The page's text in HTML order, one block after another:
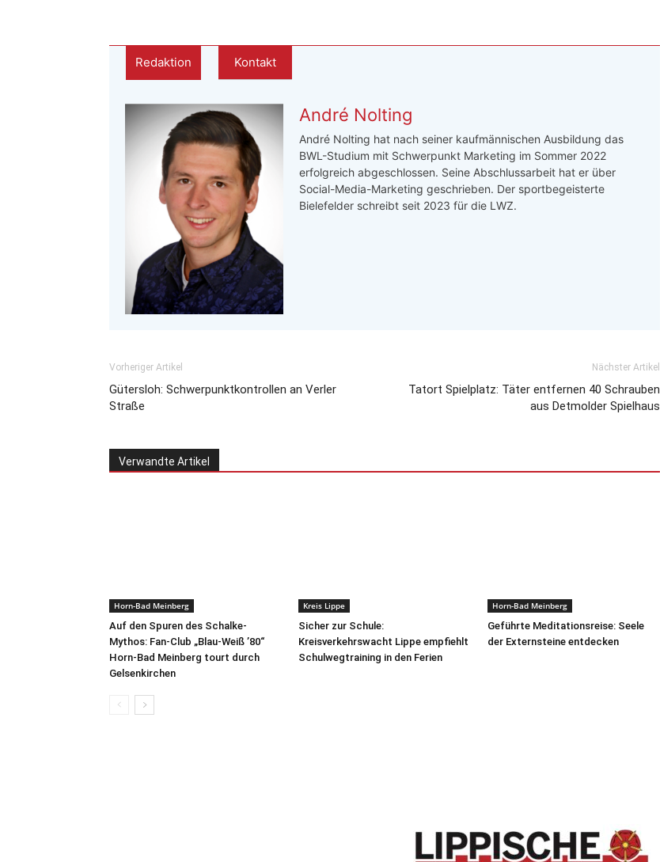
Redaktion Kontakt
André Nolting
André Nolting hat nach seiner kaufmännischen Ausbildung das
BWL-Studium mit Schwerpunkt Marketing im Sommer 2022
erfolgreich abgeschlossen. Seine Abschlussarbeit hat er über
Social-Media-Marketing geschrieben. Der sportbegeisterte
Bielefelder schreibt seit 2023 für die LWZ.
Vorheriger Artikel
Gütersloh: Schwerpunktkontrollen an Verler
Straße
Nächster Artikel
Tatort Spielplatz: Täter entfernen 40 Schrauben
aus Detmolder Spielhaus
Verwandte Artikel
Horn-Bad Meinberg
Auf den Spuren des Schalke-
Mythos: Fan-Club „Blau-Weiß ’80“
Horn-Bad Meinberg tourt durch
Gelsenkirchen
Kreis Lippe
Sicher zur Schule:
Kreisverkehrswacht Lippe empfiehlt
Schulwegtraining in den Ferien
Horn-Bad Meinberg
Geführte Meditationsreise: Seele
der Externsteine entdecken